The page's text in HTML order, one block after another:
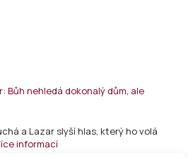
Bůh nehledá dokonalý dům, ale
a Lazar slyší hlas, který ho volá
informací